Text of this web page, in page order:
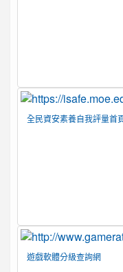
全民資安素養自我評量首
遊戲軟體分級查詢網